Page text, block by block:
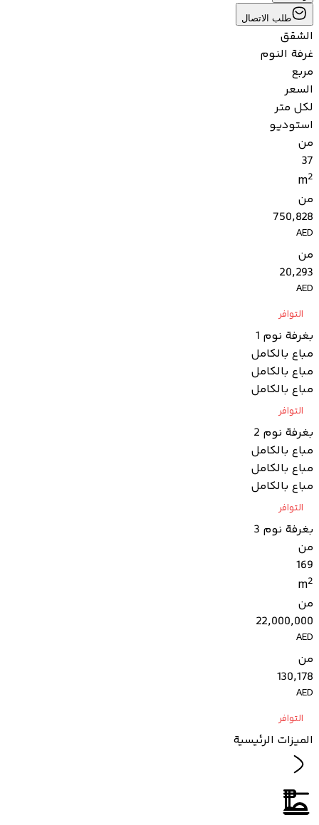
طلب الاتصال
الشقق
غرفة النوم
مربع
السعر
لكل متر
استوديو
من
37
m2
من
750,828
AED
من
20,293
AED
التوافر
بغرفة نوم 1
مباع بالكامل
مباع بالكامل
مباع بالكامل
التوافر
بغرفة نوم 2
مباع بالكامل
مباع بالكامل
مباع بالكامل
التوافر
بغرفة نوم 3
من
169
m2
من
22,000,000
AED
من
130,178
AED
التوافر
الميزات الرئيسية